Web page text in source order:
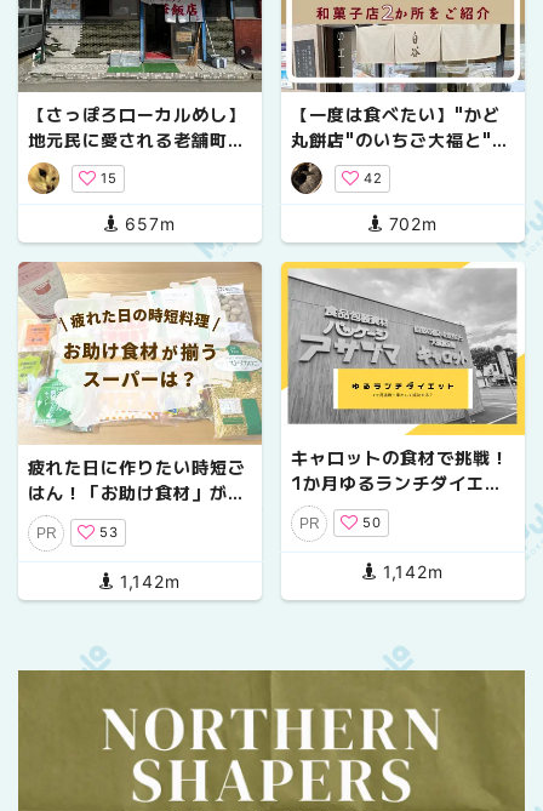
【さっぽろローカルめし】
地元民に愛される老舗町中
華！北華飯店の『チャーメ
ン』と『中華チラシ』
15
657m
【一度は食べたい】"かど
丸餅店"のいちご大福と"白
谷"の個性的な大福【札
幌】
42
702m
疲れた日に作りたい時短ご
はん！「お助け食材」が買
えるスーパーは？
PR 53
1,142m
キャロットの食材で挑戦！
1か月ゆるランチダイエッ
ト【乾燥糸こんにゃくで痩
せるかな？】
PR 50
1,142m